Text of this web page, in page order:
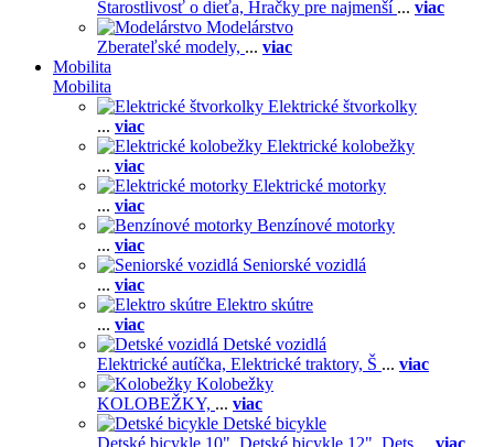
Starostlivosť o dieťa, Hračky pre najmenší ... viac
Modelárstvo
Zberateľské modely, ... viac
Mobilita
Mobilita
Elektrické štvorkolky
... viac
Elektrické kolobežky
... viac
Elektrické motorky
... viac
Benzínové motorky
... viac
Seniorské vozidlá
... viac
Elektro skútre
... viac
Detské vozidlá
Elektrické autíčka, Elektrické traktory, Š ... viac
Kolobežky
KOLOBEŽKY, ... viac
Detské bicykle
Detské bicykle 10", Detské bicykle 12", Dets ... viac